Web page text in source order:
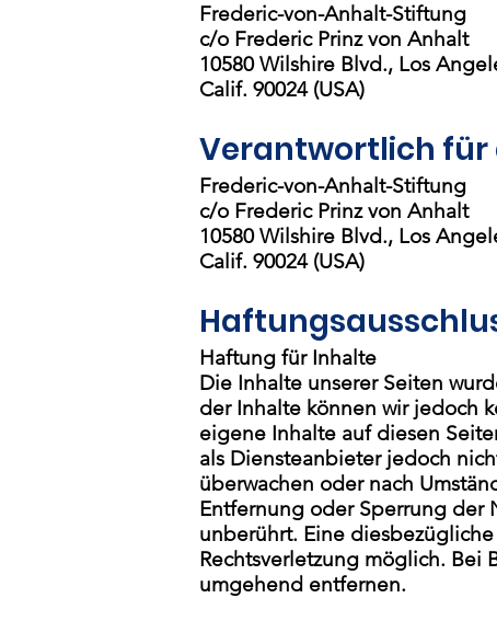
Frederic-von-Anhalt-Stiftung
c/o Frederic Prinz von Anhalt
10580 Wilshire Blvd., Los
Calif. 90024 (USA)
Verantwortlich für
Frederic-von-Anhalt-Stiftung
c/o Frederic Prinz von Anhalt
10580 Wilshire Blvd., Los
Calif. 90024 (USA)
Haftung für Inhalte
Die Inhalte unserer Seiten
der Inhalte können wir jedoch
eigene Inhalte auf diesen
als Diensteanbieter jedoch
überwachen oder nach
Entfernung oder Sperrung der
unberührt. Eine
Rechtsverletzung möglich. Bei
umgehend entfernen.